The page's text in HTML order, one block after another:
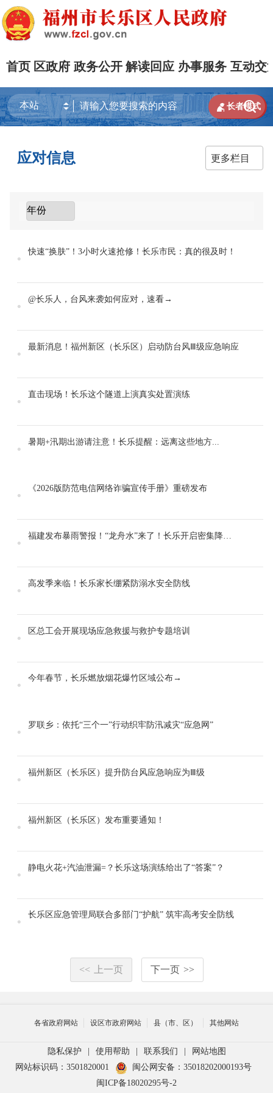
首页 区政府 政务公开 解读回应 办事服务 互动交

 长者模式
应对信息 更多栏目
快速“换肤”！3小时火速抢修！长乐市民：真的很及时！
@长乐人，台风来袭如何应对，速看→
最新消息！福州新区（长乐区）启动防台风Ⅲ级应急响应
直击现场！长乐这个隧道上演真实处置演练
暑期+汛期出游请注意！长乐提醒：远离这些地方...
《2026版防范电信网络诈骗宣传手册》重磅发布
福建发布暴雨警报！“龙舟水”来了！长乐开启密集降雨模式
高发季来临！长乐家长绷紧防溺水安全防线
区总工会开展现场应急救援与救护专题培训
今年春节，长乐燃放烟花爆竹区域公布→
罗联乡：依托“三个一”行动织牢防汛减灾“应急网”
福州新区（长乐区）提升防台风应急响应为Ⅲ级
福州新区（长乐区）发布重要通知！
静电火花+汽油泄漏=？长乐这场演练给出了“答案”？
长乐区应急管理局联合多部门“护航” 筑牢高考安全防线
<< 上一页 下一页 >>
各省政府网站 设区市政府网站 县（市、区） 其他网站
隐私保护 使用帮助 联系我们
网站地图
网站标识码：3501820001
闽公网安备：35018202000193号
闽ICP备18020295号-2